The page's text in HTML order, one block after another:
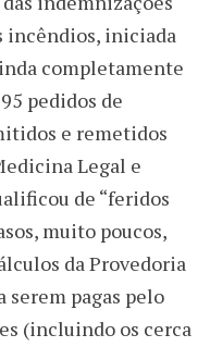
incêndios, iniciada
completamente
pedidos de
e remetidos
Legal e
de “feridos
muito poucos,
da Provedoria
serem pagas pelo
(incluindo os cerca